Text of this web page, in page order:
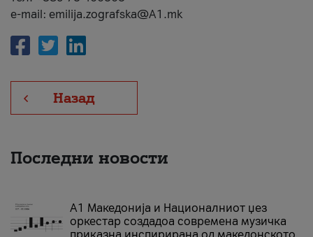
e-mail: emilija.zografska@A1.mk
Назад
Последни новости
А1 Македонија и Националниот џез
оркестар создадоа современа музичка